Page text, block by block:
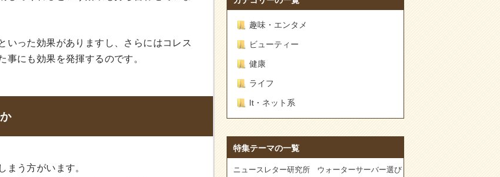
いった効果がありますし、さらにはコレス
事にも効果を発揮するのです。
まう方がいます。
趣味・エンタメ
ビューティー
健康
ライフ
It・ネット系
特集テーマの一覧
ニュースレター研究所 ウォーターサーバー選び